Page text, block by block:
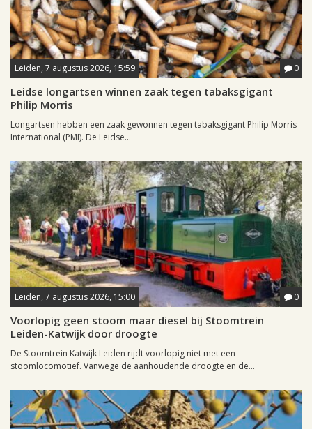
Leiden, 7 augustus 2026, 15:59 0
Leidse longartsen winnen zaak tegen tabaksgigant
Philip Morris
Longartsen hebben een zaak gewonnen tegen tabaksgigant Philip Morris
International (PMI). De Leidse...
Leiden, 7 augustus 2026, 15:00 0
Voorlopig geen stoom maar diesel bij Stoomtrein
Leiden-Katwijk door droogte
De Stoomtrein Katwijk Leiden rijdt voorlopig niet met een
stoomlocomotief. Vanwege de aanhoudende droogte en de...